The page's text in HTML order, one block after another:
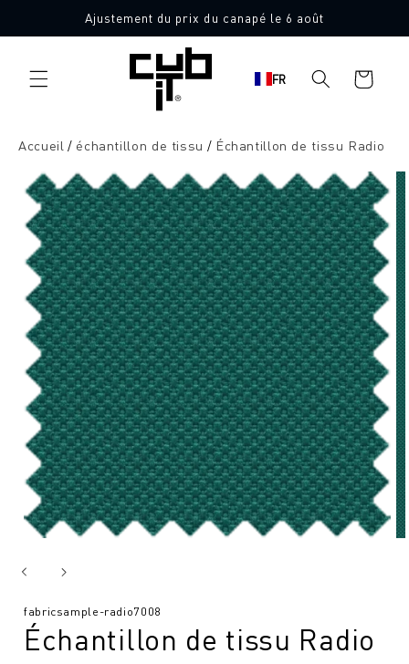
directement
au contenu
Ajustement du prix du canapé le 6 août
FR
Panier
d'achat
Accueil échantillon de tissu Échantillon de tissu Radio
l'information
sur le
produit
10 échantillons de tissu gratuits
SKU
fabricsample-radio7008
Échantillon de tissu Radio